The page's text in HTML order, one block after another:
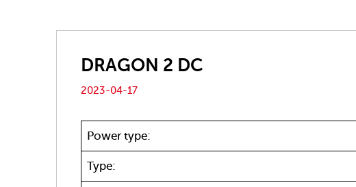
DRAGON 2 DC
2023-04-17
Power type:
Type: